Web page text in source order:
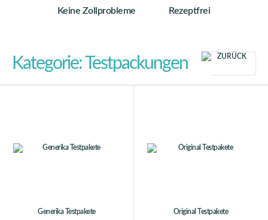
Keine Zollprobleme
Rezeptfrei
ZURÜCK
Kategorie: Testpackungen
Generika Testpakete Original Testpakete